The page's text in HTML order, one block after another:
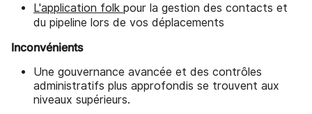
L'application folk pour la gestion des contacts et
du pipeline lors de vos déplacements
Inconvénients
Une gouvernance avancée et des contrôles
administratifs plus approfondis se trouvent aux
niveaux supérieurs.